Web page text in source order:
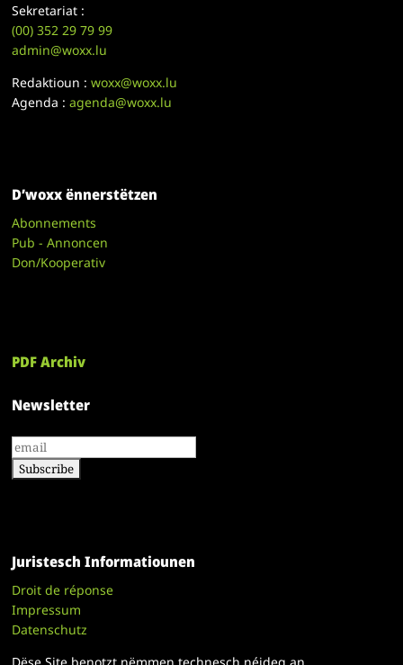
Sekretariat :
(00)352 29 79 99
admin@woxx.lu
Redaktioun :woxx@woxx.lu
Agenda :agenda@woxx.lu
D’woxx ënnerstëtzen
Abonnements
Pub - Annoncen
Don/Kooperativ
PDF Archiv
Newsletter
Juristesch Informatiounen
Droit de réponse
Impressum
Datenschutz
Dëse Site benotzt nëmmen technesch néideg an